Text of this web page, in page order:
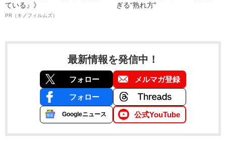
ている』》
PR（キノフィルムズ）
ぎる“熟れ方”
最新情報を発信中！
フォロー メルマガ登録
フォロー
Googleニュース 公式YouTube